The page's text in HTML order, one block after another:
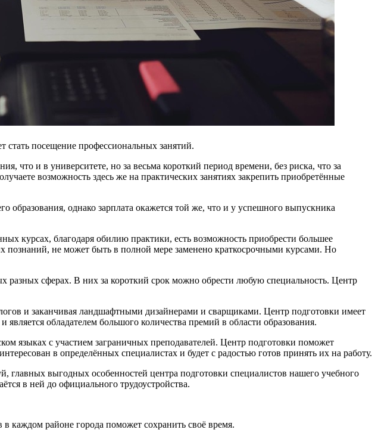
посещение профессиональных занятий.
что и в университете, но за весьма короткий период времени, без риска, что за
возможность здесь же на практических занятиях закрепить приобретённые
образования, однако зарплата окажется той же, что и у успешного выпускника
курсах, благодаря обилию практики, есть возможность приобрести большее
познаний, не может быть в полной мере заменено краткосрочными курсами. Но
разных сферах. В них за короткий срок можно обрести любую специальность. Центр
и заканчивая ландшафтными дизайнерами и сварщиками. Центр подготовки имеет
обладателем большого количества премий в области образования.
языках с участием заграничных преподавателей. Центр подготовки поможет
в определённых специалистах и будет с радостью готов принять их на работу.
главных выгодных особенностей центра подготовки специалистов нашего учебного
в ней до официального трудоустройства.
каждом районе города поможет сохранить своё время.